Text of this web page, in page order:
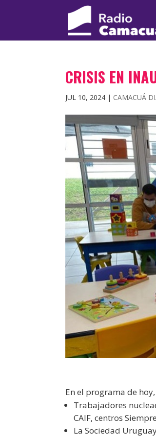
CRISIS EN
JUL 10, 2024 | CAMACUÁ
En el programa de
Trabajadores
CAIF, centros
La Sociedad